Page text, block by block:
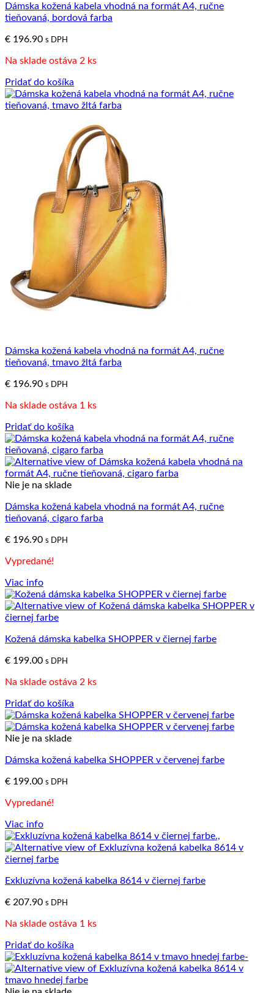
Dámska kožená kabela vhodná na formát A4, ručne
tieňovaná, bordová farba
€ 196.90 s DPH
Na sklade ostáva 2 ks
Pridať do košíka
Dámska kožená kabela vhodná na formát A4, ručne
tieňovaná, tmavo žltá farba
€ 196.90 s DPH
Na sklade ostáva 1 ks
Pridať do košíka
Nie je na sklade
Dámska kožená kabela vhodná na formát A4, ručne
tieňovaná, cigaro farba
€ 196.90 s DPH
Vypredané!
Viac info
Kožená dámska kabelka SHOPPER v čiernej farbe
€ 199.00 s DPH
Na sklade ostáva 2 ks
Pridať do košíka
Nie je na sklade
Dámska kožená kabelka SHOPPER v červenej farbe
€ 199.00 s DPH
Vypredané!
Viac info
Exkluzívna kožená kabelka 8614 v čiernej farbe
€ 207.90 s DPH
Na sklade ostáva 1 ks
Pridať do košíka